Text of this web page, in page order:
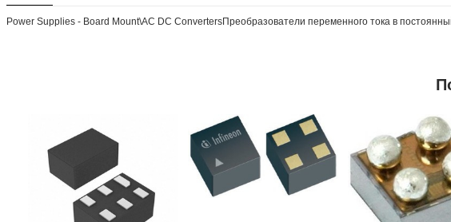
Power Supplies - Board Mount\AC DC ConvertersПреобразователи переменного тока в